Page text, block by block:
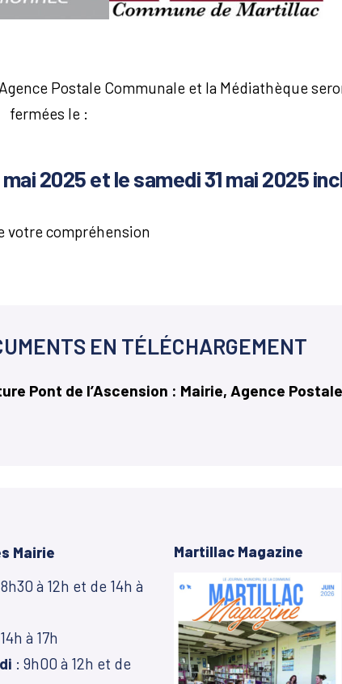
Postale Communale et la Médiathèque
fermées le :
2025 et le samedi 31 mai 2025
votre compréhension
EN TÉLÉCHARGEMENT
Pont de l’Ascension : Mairie, Agence
Mairie
à 12h et de 14h à
à 17h
: 9h00 à 12h et de
Martillac Magazine